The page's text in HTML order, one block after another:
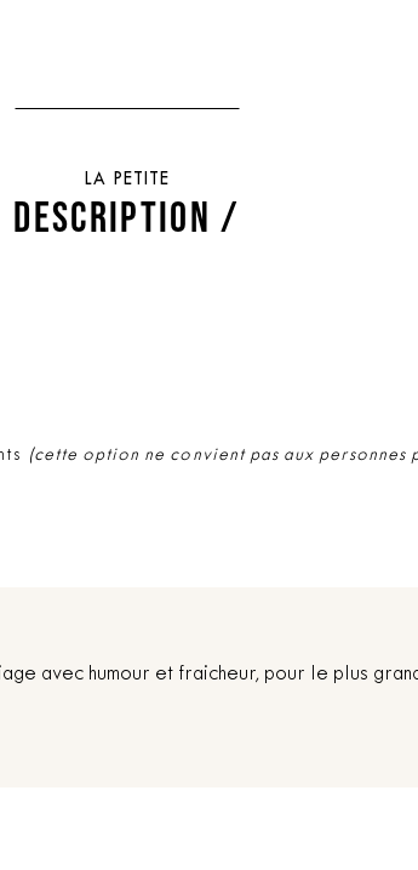
LA PETITE
DESCRIPTION /
(cette option ne convient pas aux
avec humour et fraicheur, pour le plus